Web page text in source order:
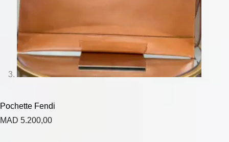
Pochette Fendi
MAD 5.200,00